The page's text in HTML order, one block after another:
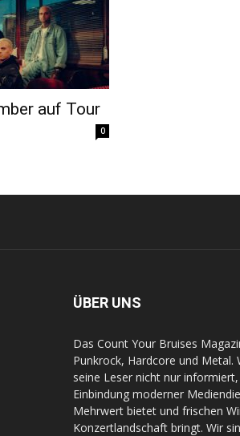
auf Tour
0
ÜBER UNS
Das Count Your Bruises
Punkrock, Hardcore und Metal.
seine Leser nicht nur
Einbindung moderner
Mehrwert bietet und frischen
Konzertlandschaft bringt. Wir